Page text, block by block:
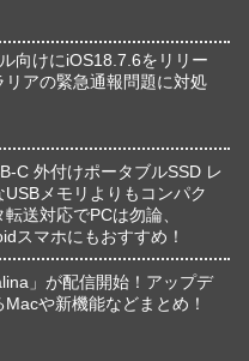
向けにiOS18.7.6をリリー
リアの緊急通報問題に対処
C 外付けポータブルSSD レ
USBメモリよりもコンパク
転送対応でPCは勿論、
スマホにもおすすめ！
」が配信開始！アップデ
や新機能などまとめ！